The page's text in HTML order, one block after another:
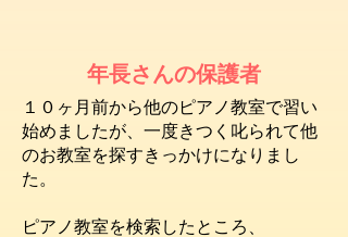
年長さんの保護者
１０ヶ月前から他のピアノ教室で習い
始めましたが、一度きつく叱られて他
のお教室を探すきっかけになりまし
た。
ピアノ教室を検索したところ、